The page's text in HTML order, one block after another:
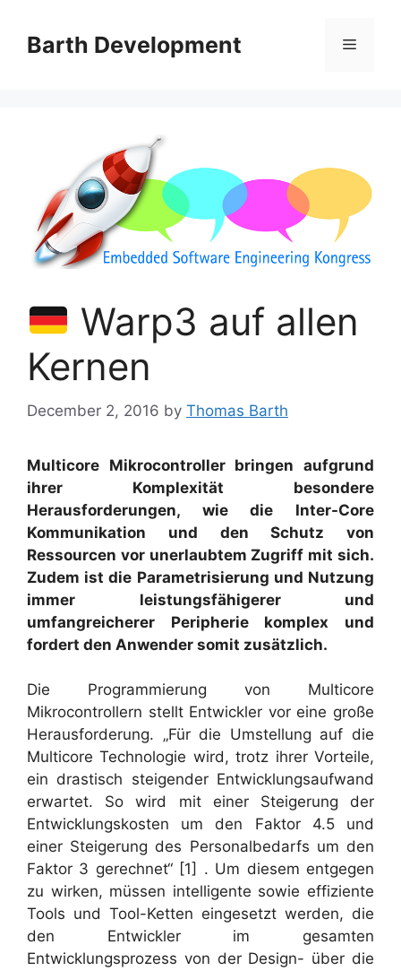
contentBarth Development Menu
Warp3 auf allen
Kernen
December 2, 2016 by Thomas Barth
Multicore Mikrocontroller bringen aufgrund
ihrer Komplexität besondere
Herausforderungen, wie die Inter-Core
Kommunikation und den Schutz von
Ressourcen vor unerlaubtem Zugriff mit sich.
Zudem ist die Parametrisierung und Nutzung
immer leistungsfähigerer und
umfangreicherer Peripherie komplex und
fordert den Anwender somit zusätzlich.
Die Programmierung von Multicore
Mikrocontrollern stellt Entwickler vor eine große
Herausforderung. „Für die Umstellung auf die
Multicore Technologie wird, trotz ihrer Vorteile,
ein drastisch steigender Entwicklungsaufwand
erwartet. So wird mit einer Steigerung der
Entwicklungskosten um den Faktor 4.5 und
einer Steigerung des Personalbedarfs um den
Faktor 3 gerechnet“ [1] . Um diesem entgegen
zu wirken, müssen intelligente sowie effiziente
Tools und Tool-Ketten eingesetzt werden, die
den Entwickler im gesamten
Entwicklungsprozess von der Design- über die